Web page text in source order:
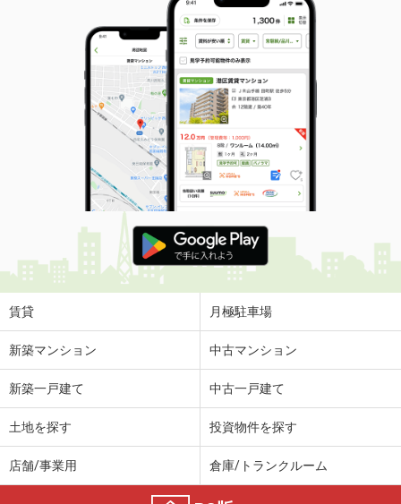
賃貸 月極駐車場
新築マンション 中古マンション
新築一戸建て 中古一戸建て
土地を探す 投資物件を探す
店舗/事業用 倉庫/トランクルーム